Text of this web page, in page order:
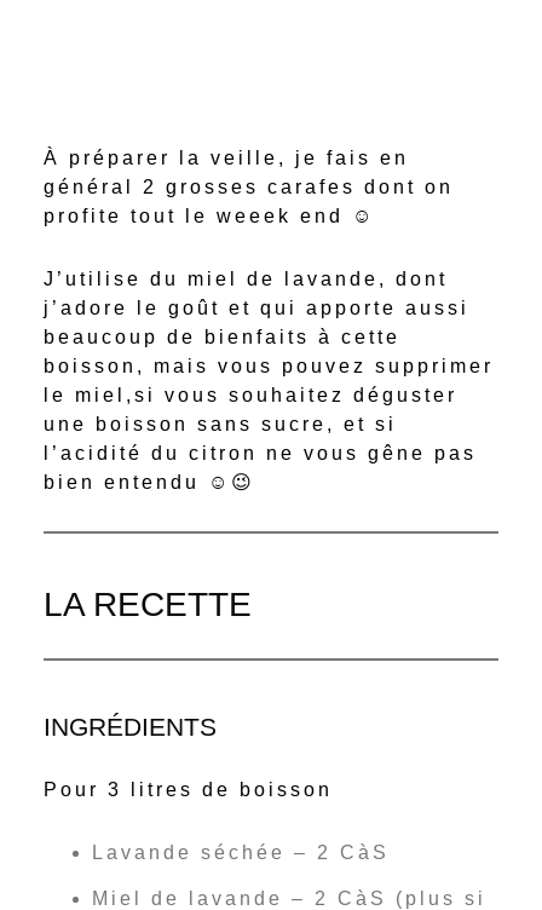
À préparer la veille, je fais en
général 2 grosses carafes dont on
profite tout le weeek end ☺️
J’utilise du miel de lavande, dont
j’adore le goût et qui apporte aussi
beaucoup de bienfaits à cette
boisson, mais vous pouvez supprimer
le miel,si vous souhaitez déguster
une boisson sans sucre, et si
l’acidité du citron ne vous gêne pas
bien entendu ☺️😉
LA RECETTE
INGRÉDIENTS
Pour 3 litres de boisson
Lavande séchée – 2 CàS
Miel de lavande – 2 CàS (plus si